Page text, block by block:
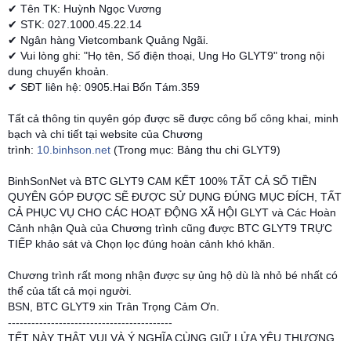
✔ Tên TK: Huỳnh Ngọc Vương
✔ STK: 027.1000.45.22.14
✔ Ngân hàng Vietcombank Quảng Ngãi.
✔ Vui lòng ghi: "Họ tên, Số điện thoại, Ung Ho GLYT9" trong nội
dung chuyển khoản.
✔ SĐT liên hệ: 0905.Hai Bốn Tám.359
Tất cả thông tin quyên góp được sẽ được công bố công khai, minh
bạch và chi tiết tại website của Chương
trình: 10.binhson.net (Trong mục: Bảng thu chi GLYT9)
BinhSonNet và BTC GLYT9 CAM KẾT 100% TẤT CẢ SỐ TIỀN
QUYÊN GÓP ĐƯỢC SẼ ĐƯỢC SỬ DỤNG ĐÚNG MỤC ĐÍCH, TẤT
CẢ PHỤC VỤ CHO CÁC HOẠT ĐỘNG XÃ HỘI GLYT và Các Hoàn
Cảnh nhận Quà của Chương trình cũng được BTC GLYT9 TRỰC
TIẾP khảo sát và Chọn lọc đúng hoàn cảnh khó khăn.
Chương trình rất mong nhận được sự ủng hộ dù là nhỏ bé nhất có
thể của tất cả mọi người.
BSN, BTC GLYT9 xin Trân Trọng Cảm Ơn.
------------------------------------------
TẾT NÀY THẬT VUI VÀ Ý NGHĨA CÙNG GIỮ LỬA YÊU THƯƠNG.